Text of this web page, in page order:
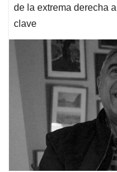
de la extrema derecha
clave